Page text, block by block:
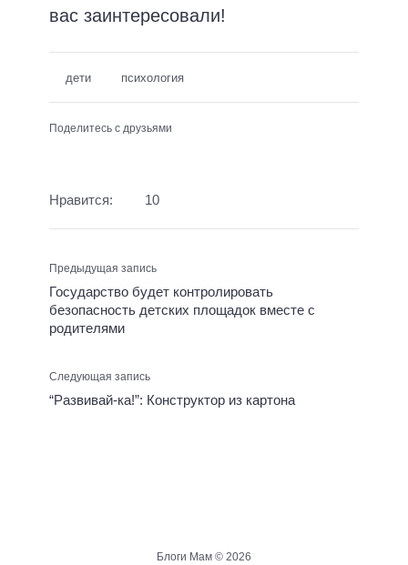
вас заинтересовали!
дети психология
Поделитесь с друзьями
Нравится: 10
Предыдущая запись
Государство будет контролировать
безопасность детских площадок вместе с
родителями
Следующая запись
“Развивай-ка!”: Конструктор из картона
Блоги Мам © 2026